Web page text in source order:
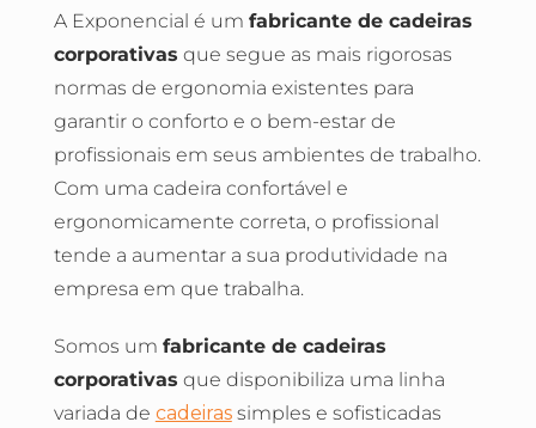
A Exponencial é um fabricante de cadeiras
corporativas que segue as mais rigorosas
normas de ergonomia existentes para
garantir o conforto e o bem-estar de
profissionais em seus ambientes de trabalho.
Com uma cadeira confortável e
ergonomicamente correta, o profissional
tende a aumentar a sua produtividade na
empresa em que trabalha.
Somos um fabricante de cadeiras
corporativas que disponibiliza uma linha
variada de cadeirassimples e sofisticadas